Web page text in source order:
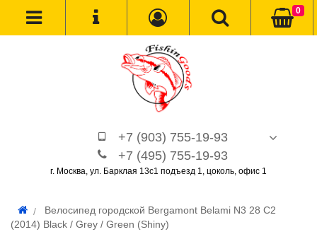
+7 (903) 755-19-93
+7 (495) 755-19-93
г. Москва, ул. Барклая 13с1 подъезд 1, цоколь, офис 1
0
Велосипед городской Bergamont Belami N3 28 C2
(2014) Black / Grey / Green (Shiny)